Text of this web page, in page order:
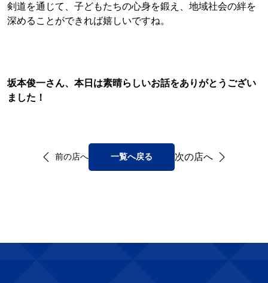
剣道を通じて、子どもたちの心身を鍛え、地域社会の絆を
深めることができれば嬉しいですね。
坂本俊一さん、本日は素晴らしいお話をありがとうござい
ました！
前の店へ 一覧へ戻る 次の店へ